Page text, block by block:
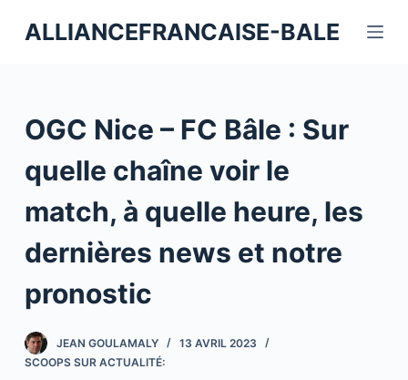
a
c
n
e
u
ALLIANCEFRANCAISE-BALE
OGC Nice – FC Bâle : Sur
quelle chaîne voir le
match, à quelle heure, les
dernières news et notre
pronostic
JEAN GOULAMALY
13 AVRIL 2023
SCOOPS SUR ACTUALITÉ: